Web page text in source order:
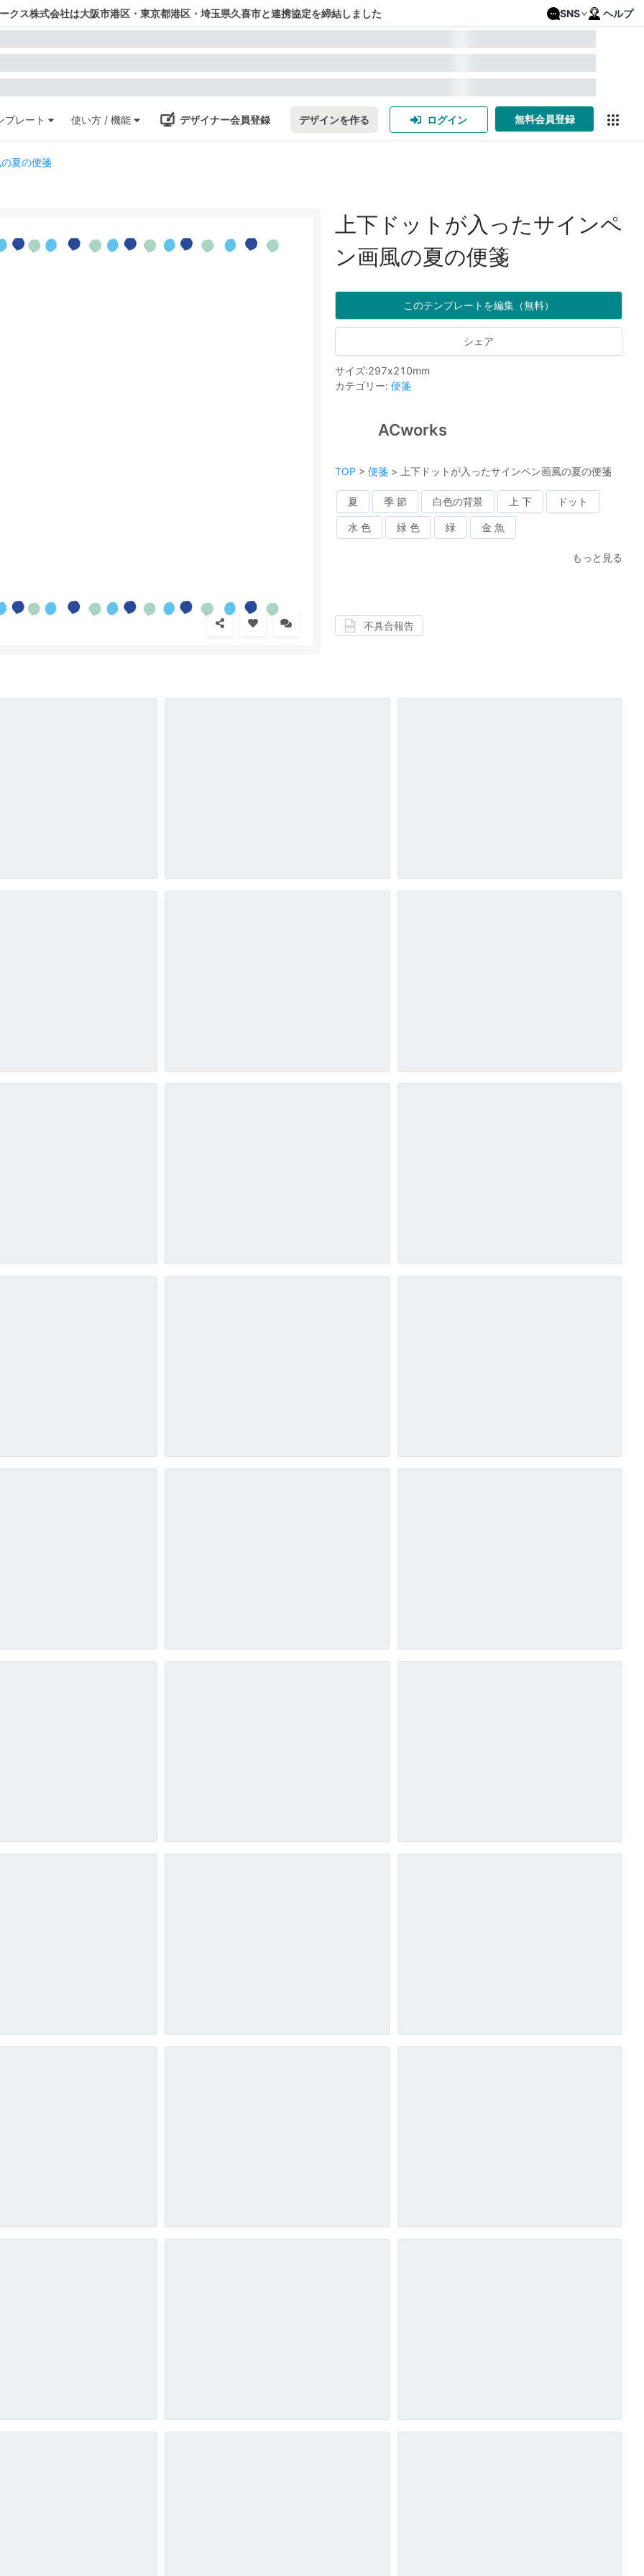
クス株式会社は大阪市港区・東京都港区・埼玉県久喜市と連携協定を締結しました SNS ヘルプ
プレート 使い方 / 機能 デザイナー会員登録 デザインを作る ログイン 無料会員登録
夏の便箋
上下ドットが入ったサインペ
ン画風の夏の便箋
このテンプレートを編集（無料）
シェア
サイズ:297x210mm
カテゴリー: 便箋
ACworks
TOP > 便箋 > 上下ドットが入ったサインペン画風の夏の便箋
夏 季 節 白色の背景 上 下 ドット
水 色 緑 色 緑 金 魚
もっと見る
不具合報告